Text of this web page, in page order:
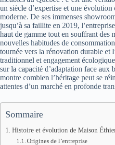
un siècle d’expertise et une
moderne. De ses immenses
jusqu’à sa faillite en 2019,
haut de gamme tout en souffrant des
nouvelles habitudes de
tournée vers la rénovation durable et
traditionnel et engagement
sur la capacité d’adaptation face aux
montre combien l’héritage peut se
attentes d’un marché en profonde
Sommaire
Histoire et évolution de Maison
Origines de l’entreprise